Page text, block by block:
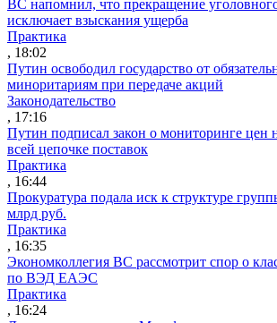
ВС напомнил, что прекращение
исключает взыскания ущерба
Практика
, 18:02
Путин освободил государство от
миноритариям при передаче акций
Законодательство
, 17:16
Путин подписал закон о мониторинге цен
всей цепочке поставок
Практика
, 16:44
Прокуратура подала иск к структуре
млрд руб.
Практика
, 16:35
Экономколлегия ВС рассмотрит спор о
по ВЭД ЕАЭС
Практика
, 16:24